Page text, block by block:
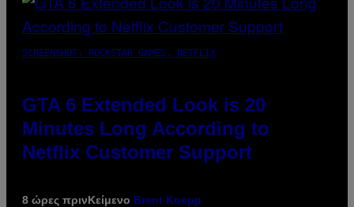
SCREENSHOT: ROCKSTAR GAMES, NETFLIX
GTA 6 Extended Look is 20
Minutes Long According to
Netflix Customer Support
8 ώρες πρινΚείμενο Brent Koepp